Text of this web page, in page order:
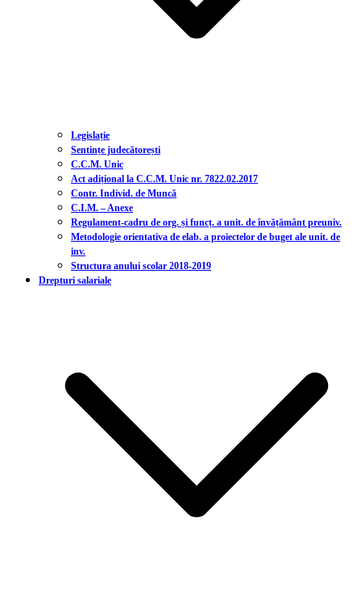
Legislație
Sentințe judecătorești
C.C.M. Unic
Act adițional la C.C.M. Unic nr. 7822.02.2017
Contr. Individ. de Muncă
C.I.M. – Anexe
Regulament-cadru de org. și funcț. a unit. de învățământ preuniv.
Metodologie orientativa de elab. a proiectelor de buget ale unit. de
inv.
Structura anului scolar 2018-2019
Drepturi salariale